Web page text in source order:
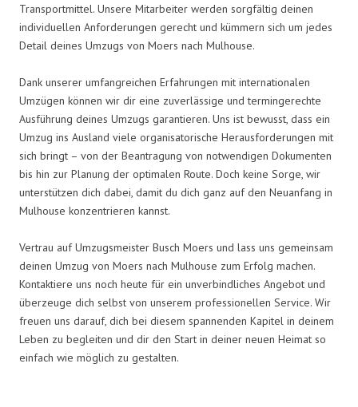
Transportmittel. Unsere Mitarbeiter werden sorgfältig deinen
individuellen Anforderungen gerecht und kümmern sich um jedes
Detail deines Umzugs von Moers nach Mulhouse.
Dank unserer umfangreichen Erfahrungen mit internationalen
Umzügen können wir dir eine zuverlässige und termingerechte
Ausführung deines Umzugs garantieren. Uns ist bewusst, dass ein
Umzug ins Ausland viele organisatorische Herausforderungen mit
sich bringt – von der Beantragung von notwendigen Dokumenten
bis hin zur Planung der optimalen Route. Doch keine Sorge, wir
unterstützen dich dabei, damit du dich ganz auf den Neuanfang in
Mulhouse konzentrieren kannst.
Vertrau auf Umzugsmeister Busch Moers und lass uns gemeinsam
deinen Umzug von Moers nach Mulhouse zum Erfolg machen.
Kontaktiere uns noch heute für ein unverbindliches Angebot und
überzeuge dich selbst von unserem professionellen Service. Wir
freuen uns darauf, dich bei diesem spannenden Kapitel in deinem
Leben zu begleiten und dir den Start in deiner neuen Heimat so
einfach wie möglich zu gestalten.